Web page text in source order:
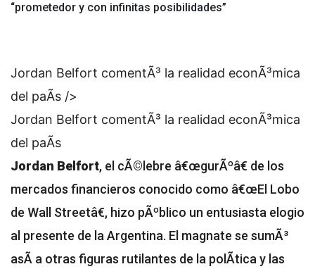
“prometedor y con infinitas posibilidades”
Jordan Belfort comentÃ³ la realidad econÃ³mica
del paÃ­s />
Jordan Belfort comentÃ³ la realidad econÃ³mica
del paÃ­s
Jordan Belfort, el cÃ©lebre â€œgurÃºâ€ de los
mercados financieros conocido como â€œEl Lobo
de Wall Streetâ€, hizo pÃºblico un entusiasta elogio
al presente de la Argentina. El magnate se sumÃ³
asÃ­ a otras figuras rutilantes de la polÃ­tica y las